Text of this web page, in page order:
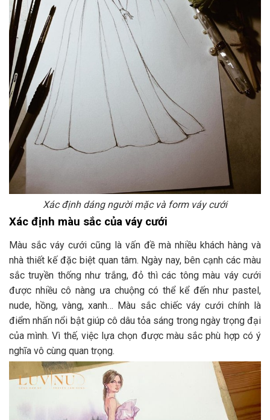
Xác định dáng người mặc và form váy cưới
Xác định màu sắc của váy cưới
Màu sắc váy cưới cũng là vấn đề mà nhiều khách hàng và
nhà thiết kế đặc biệt quan tâm. Ngày nay, bên cạnh các màu
sắc truyền thống như trắng, đỏ thì các tông màu váy cưới
được nhiều cô nàng ưa chuộng có thể kể đến như pastel,
nude, hồng, vàng, xanh… Màu sắc chiếc váy cưới chính là
điểm nhấn nổi bật giúp cô dâu tỏa sáng trong ngày trọng đại
của mình. Vì thế, việc lựa chọn được màu sắc phù hợp có ý
nghĩa vô cùng quan trọng.